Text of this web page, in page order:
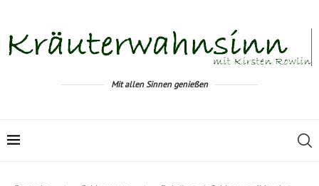
Mit allen Sinnen genießen